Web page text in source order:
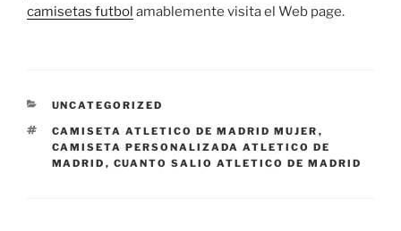
camisetas futbol amablemente visita el Web page.
CATEGORÍAS
UNCATEGORIZED
ETIQUETAS
CAMISETA ATLETICO DE MADRID MUJER ,
CAMISETA PERSONALIZADA ATLETICO DE
MADRID , CUANTO SALIO ATLETICO DE MADRID